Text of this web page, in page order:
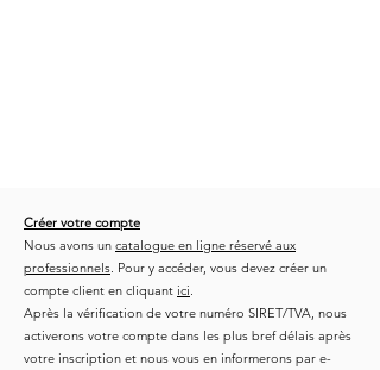
Créer votre compte
Nous avons un catalogue en ligne réservé aux
professionnels. Pour y accéder, vous devez créer un
compte client en cliquant ici.
Après la vérification de votre numéro SIRET/TVA, nous
activerons votre compte dans les plus bref délais après
votre inscription et nous vous en informerons par e-